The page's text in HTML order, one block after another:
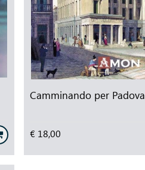
Camminando per Padova
€ 18,00